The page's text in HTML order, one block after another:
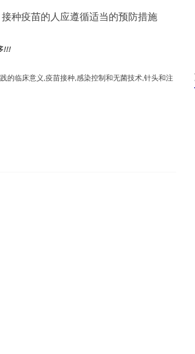
种疫苗的人应遵循适当的预防措施
!!!
的临床意义,疫苗接种,感染控制和无菌技术,针头和注